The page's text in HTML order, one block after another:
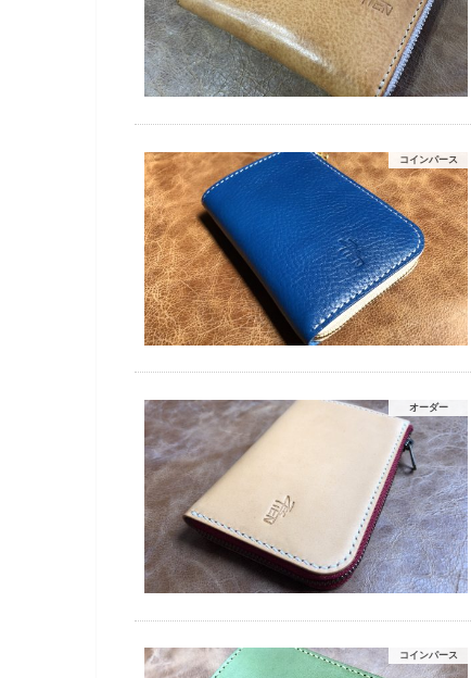
コインパース
オーダー
コインパース